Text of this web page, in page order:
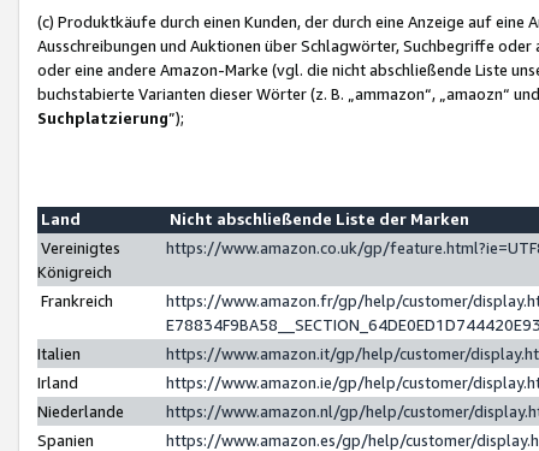
(c) Produktkäufe durch einen Kunden, der durch eine Anzeige auf
Ausschreibungen und Auktionen über Schlagwörter, Suchbegriffe
oder eine andere Amazon-Marke (vgl. die nicht abschließende Liste
buchstabierte Varianten dieser Wörter (z. B. „ammazon“, „amaozn“
Suchplatzierung”);
Land
Nicht abschließende Liste der Marken
Vereinigtes
Königreich
https://www.amazon.co.uk/gp/
Frankreich
https://www.amazon.fr/gp/help/customer/
Italien
https://www.amazon.it/gp/help/customer/
Irland
https://www.amazon.ie/gp/help/customer/
Niederlande
https://www.amazon.nl/gp/help/customer/
Spanien
https://www.amazon.es/gp/help/customer/